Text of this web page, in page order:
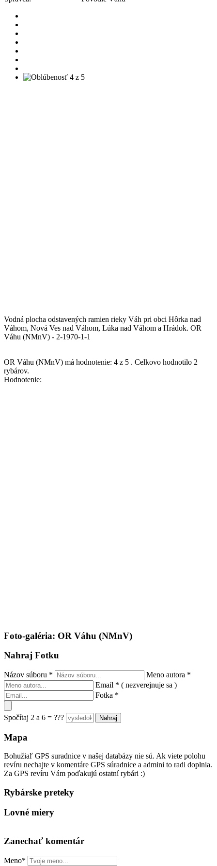
Vodná plocha odstavených ramien rieky Váh pri obci Hôrka nad
Váhom, Nová Ves nad Váhom, Lúka nad Váhom a Hrádok. OR
Váhu (NMnV) - 2-1970-1-1
OR Váhu (NMnV) má hodnotenie: 4 z 5 . Celkovo hodnotilo 2
rybárov.
Hodnotenie:
Foto-galéria: OR Váhu (NMnV)
Nahraj Fotku
Názov súboru * Meno autora *
Email * ( nezverejnuje sa )
Fotka *
Spočítaj 2 a 6 = ???
Mapa
Bohužiaľ GPS suradnice v našej databázy nie sú. Ak viete polohu
revíru nechajte v komentáre GPS súradnice a admini to radi doplnia.
Za GPS revíru Vám poďakujú ostatní rybári :)
Rybárske preteky
Lovné miery
Zanechať komentár
Meno*